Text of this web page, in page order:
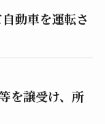
動車を運転さ
を譲受け、所